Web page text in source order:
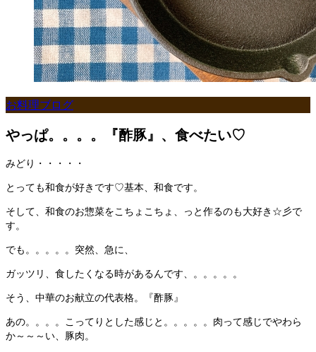
お料理ブログ
やっぱ。。。。『酢豚』、食べたい♡
みどり・・・・・
とっても和食が好きです♡基本、和食です。
そして、和食のお惣菜をこちょこちょ、っと作るのも大好き☆彡で
す。
でも。。。。。突然、急に、
ガッツリ、食したくなる時があるんです、。。。。。
そう、中華のお献立の代表格。『酢豚』
あの。。。。こってりとした感じと。。。。。肉って感じでやわら
か～～～い、豚肉。